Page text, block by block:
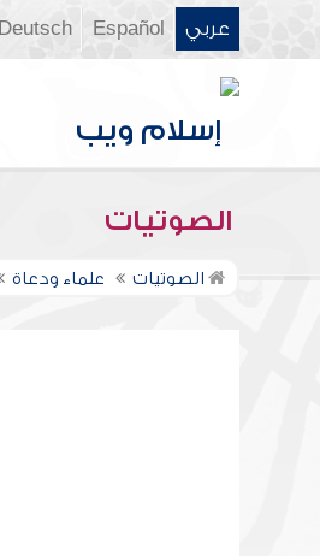
عربي Español
Deutsch
الصوتيات
الصوتيات علماء ودعاة